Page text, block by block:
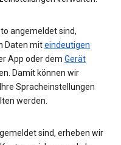
angemeldet sind,
Daten miteindeutigen
App oder dem Gerät
Damit können wir
Spracheinstellungen
werden.
sind, erheben wir